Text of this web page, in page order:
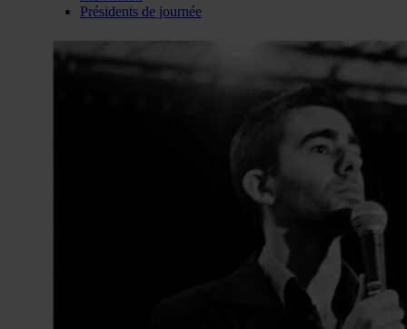
Présidents de journée